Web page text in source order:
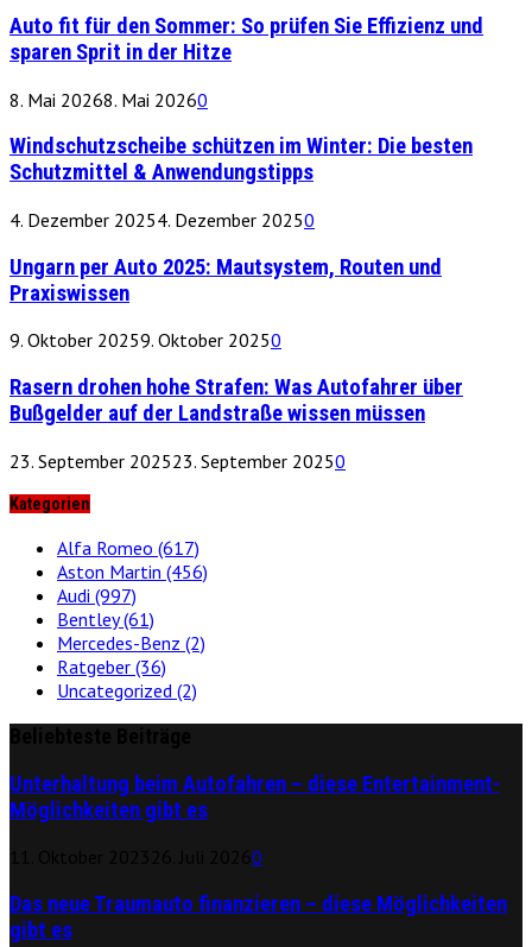
Auto fit für den Sommer: So prüfen Sie Effizienz und
sparen Sprit in der Hitze
8. Mai 20268. Mai 20260
Windschutzscheibe schützen im Winter: Die besten
Schutzmittel & Anwendungstipps
4. Dezember 20254. Dezember 20250
Ungarn per Auto 2025: Mautsystem, Routen und
Praxiswissen
9. Oktober 20259. Oktober 20250
Rasern drohen hohe Strafen: Was Autofahrer über
Bußgelder auf der Landstraße wissen müssen
23. September 202523. September 20250
Kategorien
Alfa Romeo (617)
Aston Martin (456)
Audi (997)
Bentley(61)
Mercedes-Benz (2)
Ratgeber (36)
Uncategorized (2)
Unterhaltung beim Autofahren – diese Entertainment-
Möglichkeiten gibt es
0
Das neue Traumauto finanzieren – diese Möglichkeiten
gibt es